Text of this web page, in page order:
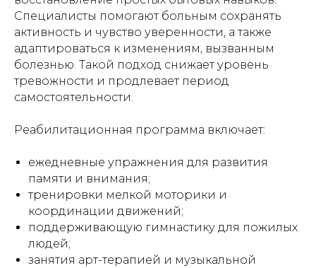
Специалисты помогают больным сохранять
активность и чувство уверенности, а также
адаптироваться к изменениям, вызванным
болезнью. Такой подход снижает уровень
тревожности и продлевает период
самостоятельности.
Реабилитационная программа включает:
ежедневные упражнения для развития
памяти и внимания;
тренировки мелкой моторики и
координации движений;
поддерживающую гимнастику для пожилых
людей;
занятия арт-терапией и музыкальной